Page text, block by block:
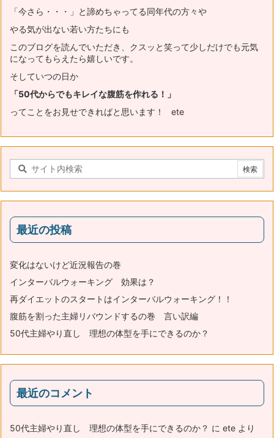
「今さら・・・」と諦めちゃってる同年代の方々や
やる気が出ない若い方たちにも
このブログを読んでいただき、 クスッと笑って少しだけでも元気
になってもらえたら嬉しいです。
そしていつの日か
「50代からでもキレイな腹筋を作れる！」
ってことをお見せできればと思います！ ete
最近の投稿
変化はないけど近況報告の巻
インターバルウォーキング 効果は？
再ダイエットのスタートはインターバルウォーキング！！
腹筋を割った主婦リバウンドするの巻 言い訳編
50代主婦やり直し 理想の体型を手にできるのか？
最近のコメント
50代主婦やり直し 理想の体型を手にできるのか？ に ete より